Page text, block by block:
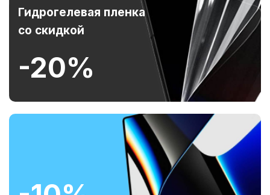
Гидрогелевая пленка
со скидкой
-20%